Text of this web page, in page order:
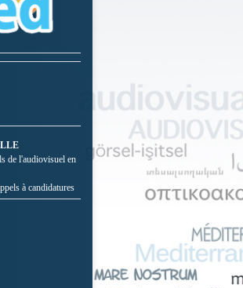
de l'audiovisuel en
à candidatures